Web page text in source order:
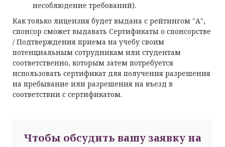
несоблюдение требований).
Как только лицензия будет выдана с рейтингом "А",
спонсор сможет выдавать Сертификаты о спонсорстве
/ Подтверждения приема на учебу своим
потенциальным сотрудникам или студентам
соответственно, которым затем потребуется
использовать сертификат для получения разрешения
на пребывание или разрешения на въезд в
соответствии с сертификатом.
Чтобы обсудить вашу заявку на